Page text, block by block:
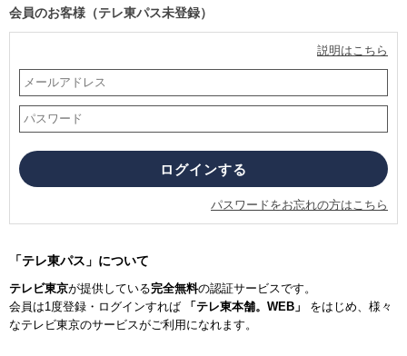
会員のお客様（テレ東パス未登録）
説明はこちら
パスワードをお忘れの方はこちら
「テレ東パス」について
テレビ東京が提供している完全無料の認証サービスです。
会員は1度登録・ログインすれば
「テレ東本舗。WEB」 をはじめ、様々
なテレビ東京のサービスがご利用になれます。